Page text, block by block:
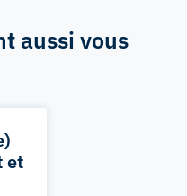
aussi vous
et